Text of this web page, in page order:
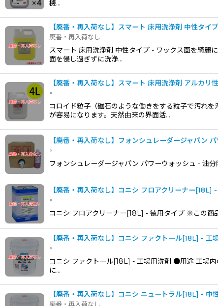
機…
【廃番・再入荷なし】スマート 床用洗浄剤 中性タイ
廃番・再入荷なし
スマート 床用洗浄剤 中性タイプ - ワックス面を綺麗
面を侵し過ぎずに洗浄…
【廃番・再入荷なし】スマート 床用洗浄剤 アルカ
×
コロイド粒子（磁石のような働きをする粒子で汚れ
が容易になります。天然由来の界面活…
【廃番・再入荷なし】フォンシュレーダージャパン
×
フォンシュレーダージャパン パワーウォッシュ - 油
【廃番・再入荷なし】コニシ フロアクリーナー[18L]
×
コニシ フロアクリーナー[18L] - 徳用タイプ ※この商
【廃番・再入荷なし】コニシ ファクトール[18L] - 工
×
コニシ ファクトール[18L] - 工場用洗剤 ●用途 工場
に…
【廃番・再入荷なし】コニシ ニュートラル[18L] - 中
廃番・再入荷なし